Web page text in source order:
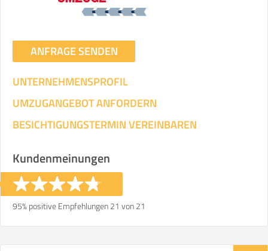
ANFRAGE SENDEN
UNTERNEHMENSPROFIL
UMZUGANGEBOT ANFORDERN
BESICHTIGUNGSTERMIN VEREINBAREN
Kundenmeinungen
95% positive Empfehlungen 21 von 21